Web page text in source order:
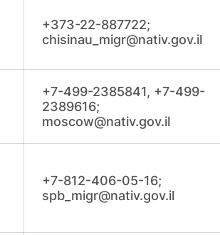
+373-22-887722;
chisinau_migr@nativ.gov.il
+7-499-2385841, +7-499-
2389616;
moscow@nativ.gov.il
+7-812-406-05-16;
spb_migr@nativ.gov.il